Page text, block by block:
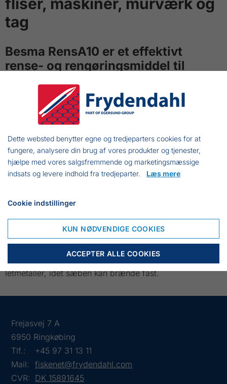
tag
Besma RensA10 er et effektivt
rense- og rengøringsmiddel til
fliser m.v. Det er også yderst
velegnet til afrensning af tage før
maling.
Besma RensA10 kan anvendes på alle flader, der tåler
vand.
Let biologisk nedbrydeligt.
Hvordan bruges produktet
Fugt altid fladen med koldt vand før afrensning.
Kan anvendes med børste, spray eller lavtryksrenser.
Anvendes bedst mellem 10 og 20 grader C.
Undgå at afrense på en varm / ophedet flade og
letmetaller, idet sæben kan brænde fast.
Frejasvej 7 A
6950 Ringkøbing
Tlf.:
+45 97 31 13 11
Mail:
fiskenet@frydendahl.com
CVR: DK 15891645
Dette websted benytter egne og tredjeparters cookies for at
fungere, analysere din brug af vores produkter og tjenester,
hjælpe med vores salgsfremmende og marketingsmæssige
indsats og levere indhold fra tredjeparter. Læs mere
Cookie indstillinger
KUN NØDVENDIGE COOKIES
ACCEPTER ALLE COOKIES